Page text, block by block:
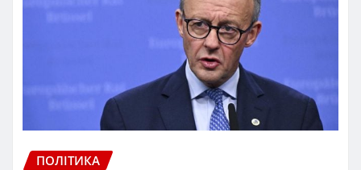
ПОЛІТИКА